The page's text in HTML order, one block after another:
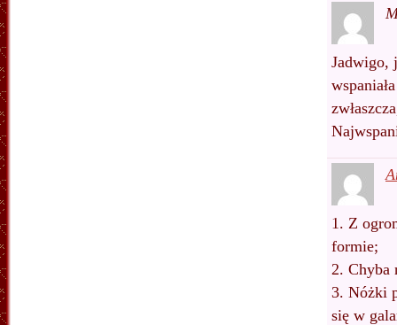
Jadwigo,
1. Z
formie;
2. Chyba
3. Nóżki
się w